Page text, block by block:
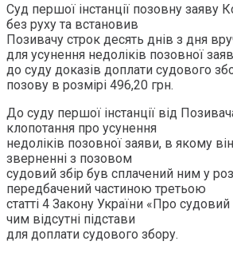
Суд першої інстанції позовну заяву
без руху та встановив
Позивачу строк десять днів з дня
для усунення недоліків позовної
до суду доказів доплати судового
позову в розмірі 496,20 грн.
До суду першої інстанції від
клопотання про усунення
недоліків позовної заяви, в якому
зверненні з позовом
судовий збір був сплачений ним у
передбачений частиною третьою
статті 4 Закону України «Про судовий
чим відсутні підстави
для доплати судового збору.